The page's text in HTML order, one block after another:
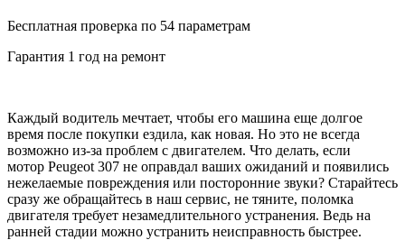
Бесплатная проверка по 54 параметрам
Гарантия 1 год на ремонт
Каждый водитель мечтает, чтобы его машина еще долгое
время после покупки ездила, как новая. Но это не всегда
возможно из-за проблем с двигателем. Что делать, если
мотор Peugeot 307 не оправдал ваших ожиданий и появились
нежелаемые повреждения или посторонние звуки? Старайтесь
сразу же обращайтесь в наш сервис, не тяните, поломка
двигателя требует незамедлительного устранения. Ведь на
ранней стадии можно устранить неисправность быстрее.